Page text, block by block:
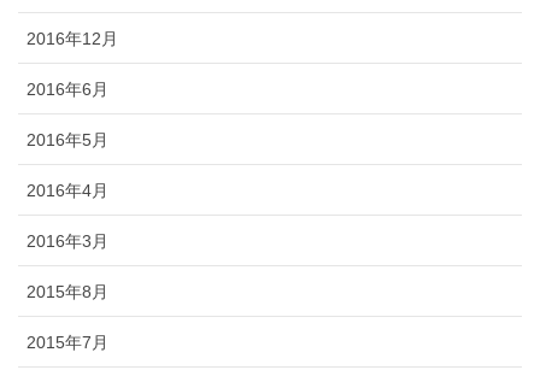
2016年12月
2016年6月
2016年5月
2016年4月
2016年3月
2015年8月
2015年7月